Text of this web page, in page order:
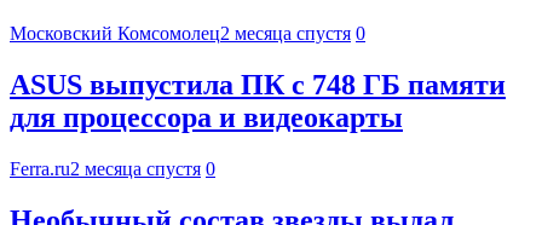
Московский Комсомолец2 месяца спустя 0
ASUS выпустила ПК с 748 ГБ памяти
для процессора и видеокарты
Ferra.ru2 месяца спустя 0